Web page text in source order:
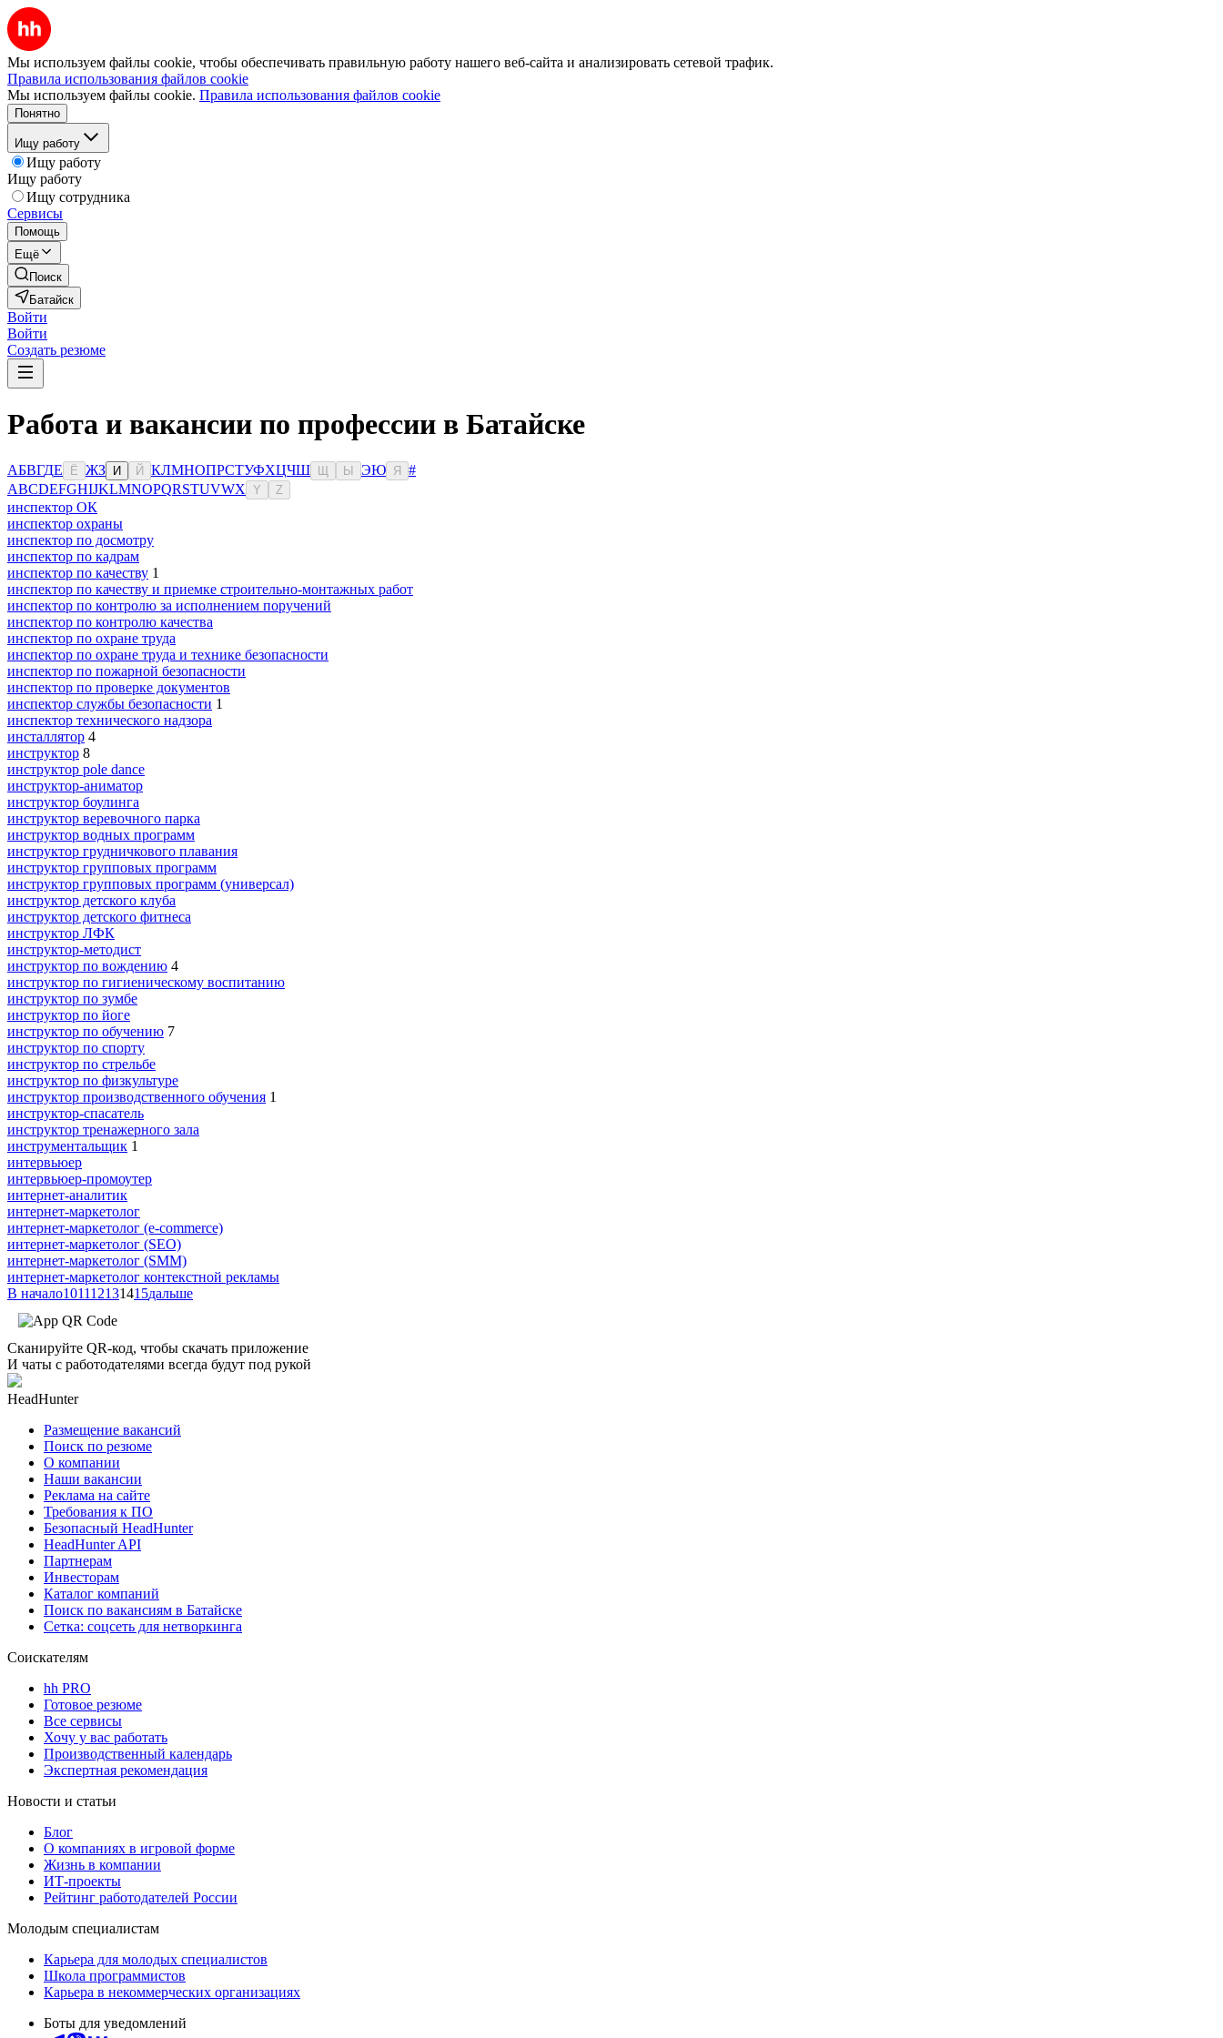
Мы используем файлы cookie, чтобы обеспечивать правильную работу нашего веб-сайта и анализировать сетевой трафик.
Правила использования файлов cookie
Мы используем файлы cookie. Правила использования файлов cookie
Понятно
Ищу работу
Ищу работу
Ищу работу
Ищу сотрудника
Сервисы
Помощь
Ещё
Поиск
Батайск
Войти
Войти
Создать резюме
Работа и вакансии по профессии в Батайске
АБВГДЕ Ё ЖЗ И Й КЛМНОПРСТУФХЦЧШ Ы ЭЮ Я
#
ABCDEFGHIJKLMNOPQRSTUVWX Y Z
инспектор ОК
инспектор охраны
инспектор по досмотру
инспектор по кадрам
инспектор по качеству 1
инспектор по качеству и приемке строительно-монтажных работ
инспектор по контролю за исполнением поручений
инспектор по контролю качества
инспектор по охране труда
инспектор по охране труда и технике безопасности
инспектор по пожарной безопасности
инспектор по проверке документов
инспектор службы безопасности 1
инспектор технического надзора
инсталлятор 4
инструктор 8
инструктор pole dance
инструктор-аниматор
инструктор боулинга
инструктор веревочного парка
инструктор водных программ
инструктор грудничкового плавания
инструктор групповых программ
инструктор групповых программ (универсал)
инструктор детского клуба
инструктор детского фитнеса
инструктор ЛФК
инструктор-методист
инструктор по вождению 4
инструктор по гигиеническому воспитанию
инструктор по зумбе
инструктор по йоге
инструктор по обучению 7
инструктор по спорту
инструктор по стрельбе
инструктор по физкультуре
инструктор производственного обучения 1
инструктор-спасатель
инструктор тренажерного зала
инструментальщик 1
интервьюер
интервьюер-промоутер
интернет-аналитик
интернет-маркетолог
интернет-маркетолог (e-commerce)
интернет-маркетолог (SEO)
интернет-маркетолог (SMM)
интернет-маркетолог контекстной рекламы
В начало101112131415дальше
Сканируйте QR-код, чтобы скачать приложение
И чаты с работодателями всегда будут под рукой
HeadHunter
Размещение вакансий
Поиск по резюме
О компании
Наши вакансии
Реклама на сайте
Требования к ПО
Безопасный HeadHunter
HeadHunter API
Партнерам
Инвесторам
Каталог компаний
Поиск по вакансиям в Батайске
Сетка: соцсеть для нетворкинга
Соискателям
hh PRO
Готовое резюме
Все сервисы
Хочу у вас работать
Производственный календарь
Экспертная рекомендация
Новости и статьи
Блог
О компаниях в игровой форме
Жизнь в компании
ИТ-проекты
Рейтинг работодателей России
Молодым специалистам
Карьера для молодых специалистов
Школа программистов
Карьера в некоммерческих организациях
Боты для уведомлений